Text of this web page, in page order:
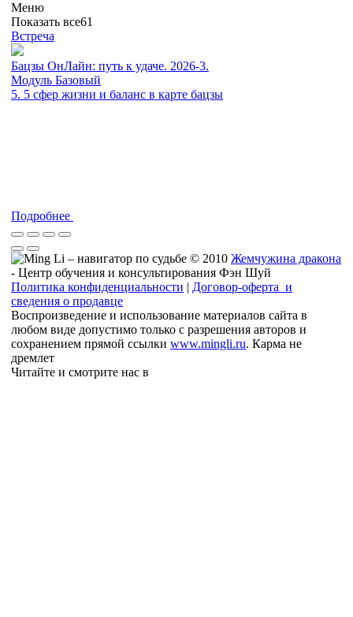
Меню
Показать все61
Встреча
Бацзы ОнЛайн: путь к удаче. 2026-3.
Модуль Базовый
5. 5 сфер жизни и баланс в карте бацзы
Подробнее
© 2010 Жемчужина дракона
- Центр обучения и консультирования Фэн Шуй
Политика конфиденциальности | Договор-оферта и
сведения о продавце
Воспроизведение и использование материалов сайта в
любом виде допустимо только с разрешения авторов и
сохранением прямой ссылки www.mingli.ru. Карма не
дремлет
Читайте и смотрите нас в